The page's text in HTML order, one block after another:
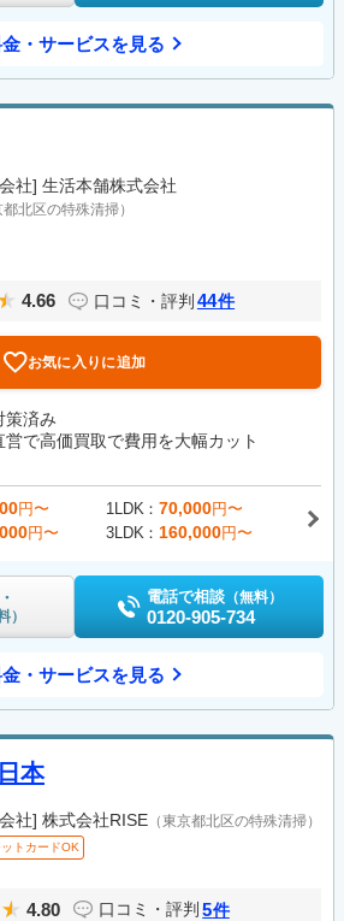
・サービスを見る
社] 生活本舗株式会社
都北区の特殊清掃）
4.66 口コミ・評判 44件
お気に入りに追加
策済み
で高価買取で費用を大幅カット
円〜 1LDK 70,000円〜
円〜 3LDK 160,000円〜
）
電話で相談 （無料）
0120-905-734
・サービスを見る
本
社] 株式会社RISE （東京都北区の特殊清掃）
トカードOK
4.80 口コミ・評判 5件